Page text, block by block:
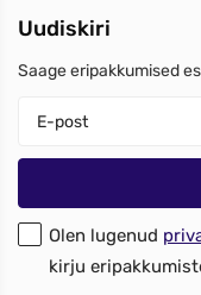
Uudiskiri
Saage eripakkumised
Olen lugenud
kirju